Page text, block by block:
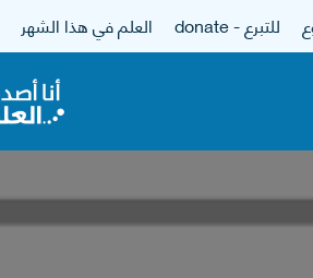
للتبرع - donate العلم في هذا الشهر